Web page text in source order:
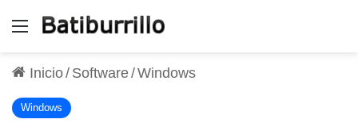
Menú
Inicio/ Software/Windows
Windows